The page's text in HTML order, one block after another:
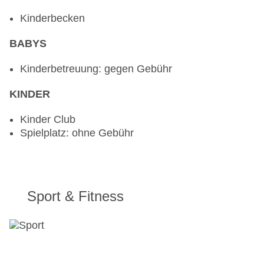
Kinderbecken
BABYS
Kinderbetreuung: gegen Gebühr
KINDER
Kinder Club
Spielplatz: ohne Gebühr
Sport & Fitness